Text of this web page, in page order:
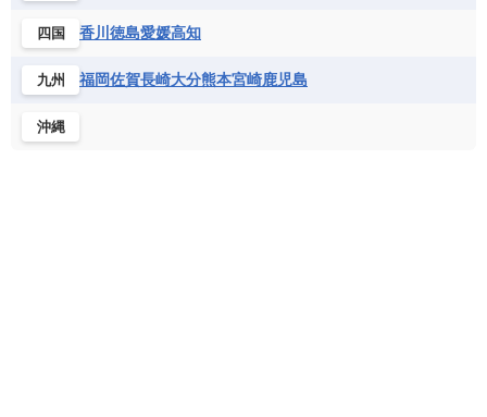
フランス領ギアナ
ベネズエラ
ベリーズ
ボリビア
メキシコ
チュニジア
ナミビア
ニジェール
ブルキナファソ
マダガスカル
四国 香川 徳島愛媛高知
九州 福岡佐賀長崎大分熊本宮崎鹿児島
沖縄